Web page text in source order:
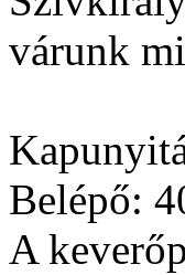
várunk
Belépő:
A